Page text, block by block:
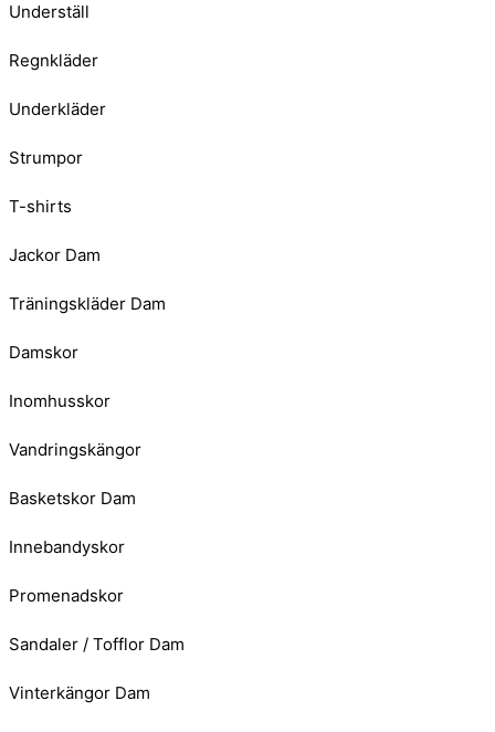
Underställ
Regnkläder
Underkläder
Strumpor
T-shirts
Jackor Dam
Träningskläder Dam
Damskor
Inomhusskor
Vandringskängor
Basketskor Dam
Innebandyskor
Promenadskor
Sandaler / Tofflor Dam
Vinterkängor Dam